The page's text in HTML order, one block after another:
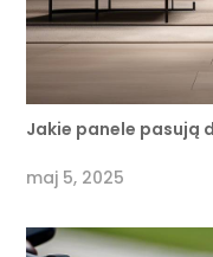
Jakie panele pasują
maj 5, 2025